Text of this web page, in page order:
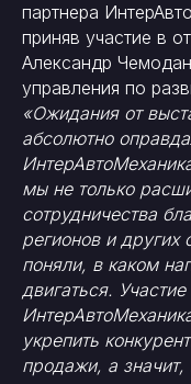
партнера
приняв участие в
Александр
управления по
«Ожидания от
абсолютно
мы не только
сотрудничества
регионов и других
поняли, в каком
двигаться.
укрепить
продажи, а